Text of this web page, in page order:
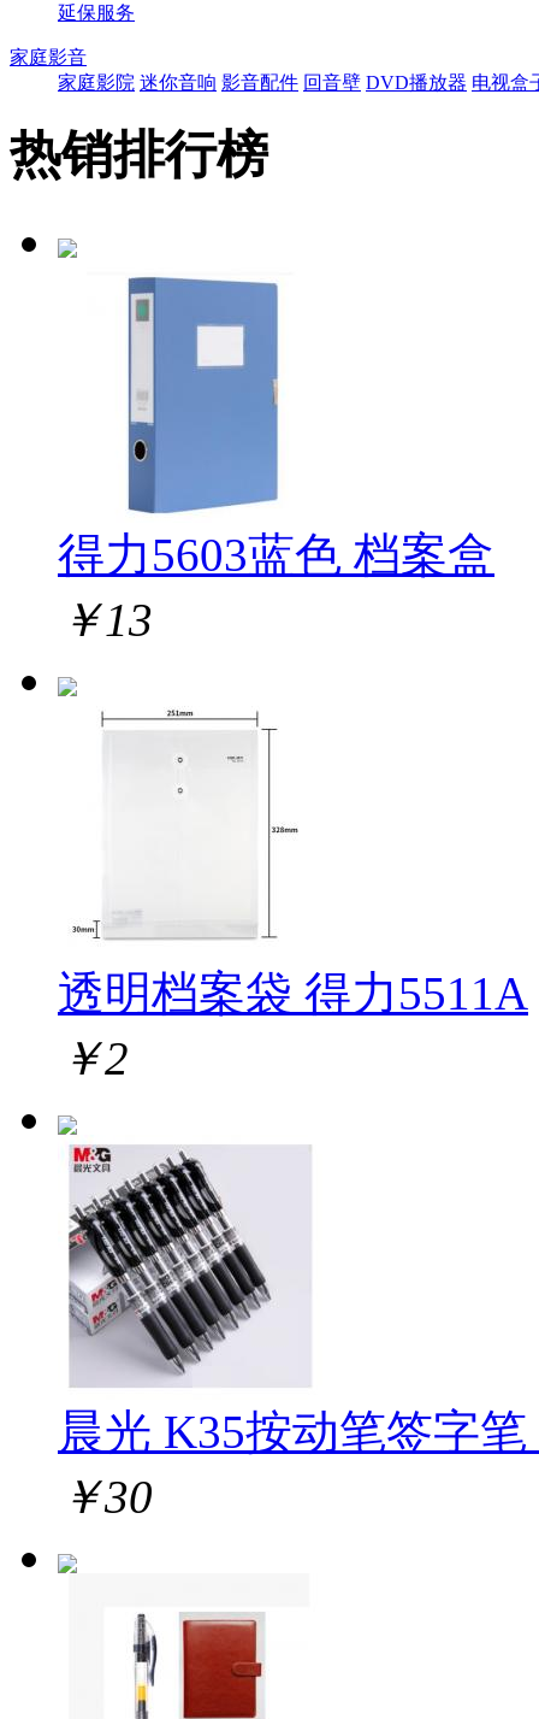
延保服务
家庭影音
家庭影院 迷你音响 影音配件 回音壁 DVD播放器 电视盒
热销排行榜
得力5603蓝色 档案盒
￥13
透明档案袋 得力5511A
￥2
晨光 K35按动笔签字
￥30